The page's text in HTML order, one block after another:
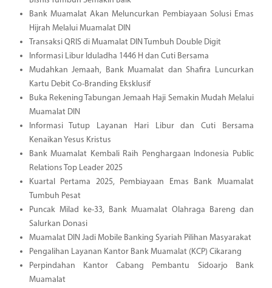
Bank Muamalat Akan Meluncurkan Pembiayaan Solusi Emas
Hijrah Melalui Muamalat DIN
Transaksi QRIS di Muamalat DIN Tumbuh Double Digit
Informasi Libur Iduladha 1446 H dan Cuti Bersama
Mudahkan Jemaah, Bank Muamalat dan Shafira Luncurkan
Kartu Debit Co-Branding Eksklusif
Buka Rekening Tabungan Jemaah Haji Semakin Mudah Melalui
Muamalat DIN
Informasi Tutup Layanan Hari Libur dan Cuti Bersama
Kenaikan Yesus Kristus
Bank Muamalat Kembali Raih Penghargaan Indonesia Public
Relations Top Leader 2025
Kuartal Pertama 2025, Pembiayaan Emas Bank Muamalat
Tumbuh Pesat
Puncak Milad ke-33, Bank Muamalat Olahraga Bareng dan
Salurkan Donasi
Muamalat DIN Jadi Mobile Banking Syariah Pilihan Masyarakat
Pengalihan Layanan Kantor Bank Muamalat (KCP) Cikarang
Perpindahan Kantor Cabang Pembantu Sidoarjo Bank
Muamalat